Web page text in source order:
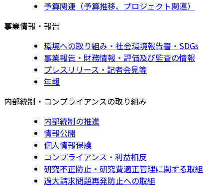
予算関連（予算推移、プロジェクト関連）
事業情報・報告
環境への取り組み・社会環境報告書・SDGs
事業報告・財務情報・評価及び監査の情報
プレスリリース・記者会見等
年報
内部統制・コンプライアンスの取り組み
内部統制の推進
情報公開
個人情報保護
コンプライアンス・利益相反
研究不正防止・研究費適正管理に関する取組
過大請求問題再発防止への取組